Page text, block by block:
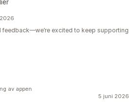
feedback—we’re excited to keep supporting
5 juni 2026
av appen